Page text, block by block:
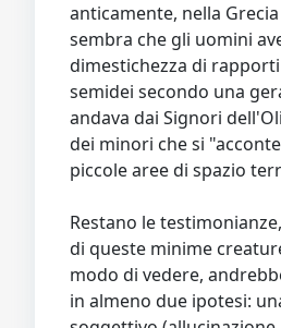
anticamente, nella
sembra che gli uomini
dimestichezza di
semidei secondo una
andava dai Signori
dei minori che si
piccole aree di spazio
Restano le
di queste minime
modo di vedere,
in almeno due ipotesi: